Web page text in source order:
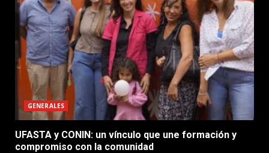
GENERALES
UFASTA y CONIN: un vínculo que une formación y
compromiso con la comunidad